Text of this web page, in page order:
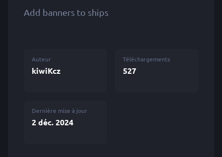
Add banners to ships
Auteur
kiwiKcz
Téléchargements
527
Dernière mise à jour
2 déc. 2024